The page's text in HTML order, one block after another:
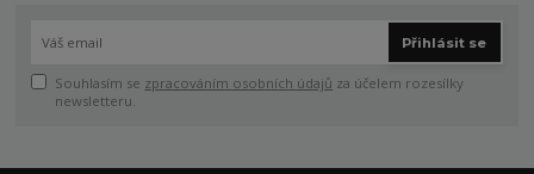
Přihlásit se
Souhlasím se zpracováním osobních údajů za účelem rozesílky
newsletteru.